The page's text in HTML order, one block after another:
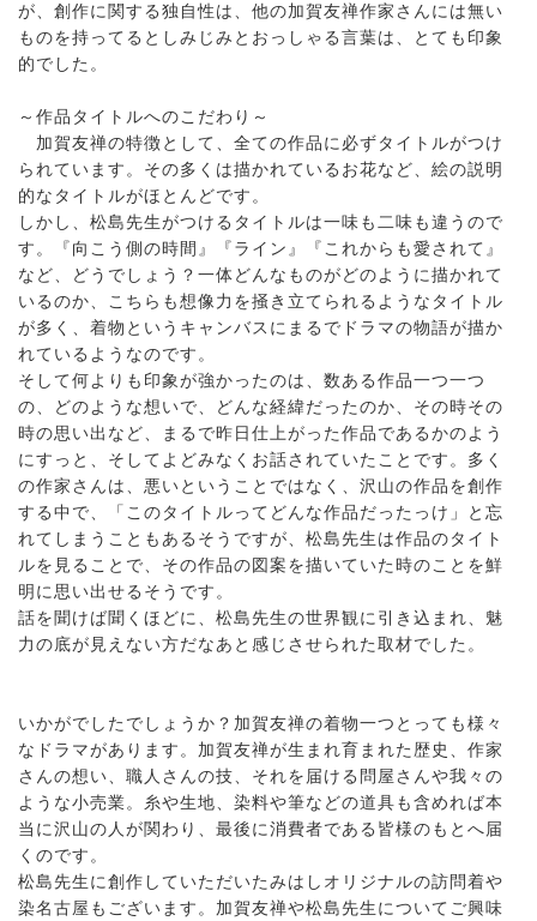
が、創作に関する独自性は、他の加賀友禅作家さんには無い
ものを持ってるとしみじみとおっしゃる言葉は、とても印象
的でした。
～作品タイトルへのこだわり～
加賀友禅の特徴として、全ての作品に必ずタイトルがつけ
られています。その多くは描かれているお花など、絵の説明
的なタイトルがほとんどです。
しかし、松島先生がつけるタイトルは一味も二味も違うので
す。『向こう側の時間』『ライン』『これからも愛されて』
など、どうでしょう？一体どんなものがどのように描かれて
いるのか、こちらも想像力を掻き立てられるようなタイトル
が多く、着物というキャンバスにまるでドラマの物語が描か
れているようなのです。
そして何よりも印象が強かったのは、数ある作品一つ一つ
の、どのような想いで、どんな経緯だったのか、その時その
時の思い出など、まるで昨日仕上がった作品であるかのよう
にすっと、そしてよどみなくお話されていたことです。多く
の作家さんは、悪いということではなく、沢山の作品を創作
する中で、「このタイトルってどんな作品だったっけ」と忘
れてしまうこともあるそうですが、松島先生は作品のタイト
ルを見ることで、その作品の図案を描いていた時のことを鮮
明に思い出せるそうです。
話を聞けば聞くほどに、松島先生の世界観に引き込まれ、魅
力の底が見えない方だなあと感じさせられた取材でした。
いかがでしたでしょうか？加賀友禅の着物一つとっても様々
なドラマがあります。加賀友禅が生まれ育まれた歴史、作家
さんの想い、職人さんの技、それを届ける問屋さんや我々の
ような小売業。糸や生地、染料や筆などの道具も含めれば本
当に沢山の人が関わり、最後に消費者である皆様のもとへ届
くのです。
松島先生に創作していただいたみはしオリジナルの訪問着や
染名古屋もございます。加賀友禅や松島先生についてご興味